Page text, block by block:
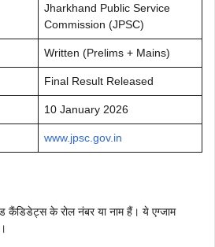
Jharkhand Public Service
Commission (JPSC)
Written (Prelims + Mains)
Final Result Released
10 January 2026
www.jpsc.gov.in
कैंडिडेट्स के रोल नंबर या नाम हैं। ये एग्जाम